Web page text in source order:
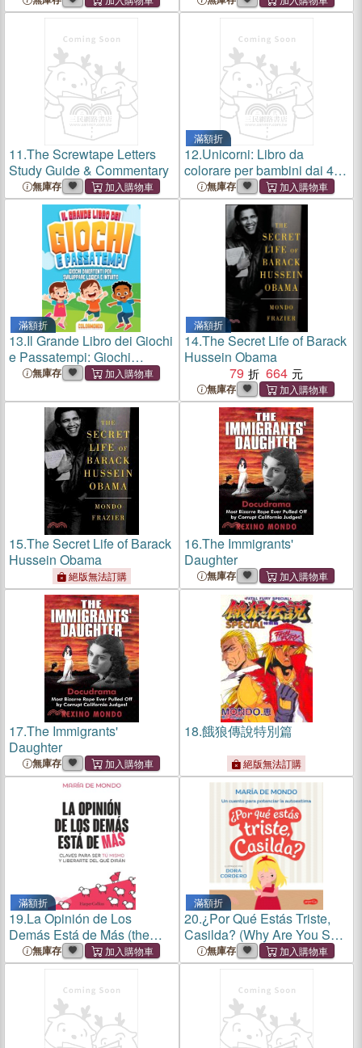
Week Written Path Food and
Exercise Journal
11.The Screwtape Letters
Study Guide & Commentary
無庫存
滿額折
12.Unicorni: Libro da
colorare per bambini dai 4 ai
9 anni無庫存
滿額折
13.Il Grande Libro dei Giochi
e Passatempi: Giochi
Divertenti per Sviluppare
無庫存
滿額折
14.The Secret Life of Barack
Hussein Obama
79
664
無庫存
15.The Secret Life of Barack
Hussein Obama
絕版無法訂購
16.The Immigrants'
Daughter
無庫存
17.The Immigrants'
Daughter
無庫存
18.餓狼傳說特別篇
絕版無法訂購
滿額折
19.La Opinión de Los
Demás Está de Más (the
Opinion of Others Is
Superfluous - Spanish
Edition): Claves Para Ser Tú
Mismo Y Liberarte del Que
Dirán (Keys
無庫存
滿額折
20.¿Por Qué Estás Triste,
Casilda? (Why Are You Sad,
Casilda? - Spanish Edition)
無庫存